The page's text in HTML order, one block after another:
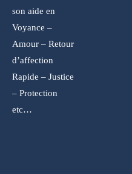
son aide en
Voyance –
Amour – Retour
d’affection
Rapide – Justice
– Protection
etc…